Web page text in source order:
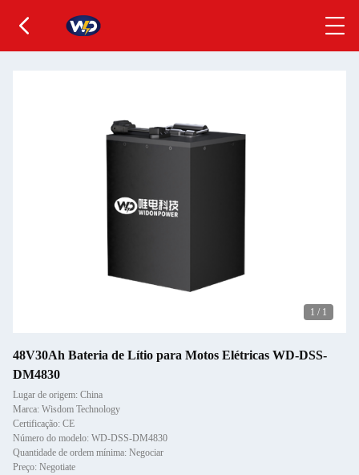
1 / 1
48V30Ah Bateria de Lítio para Motos Elétricas WD-DSS-
DM4830
Lugar de origem: China
Marca: Wisdom Technology
Certificação: CE
Número do modelo: WD-DSS-DM4830
Quantidade de ordem mínima: Negociar
Preço: Negotiate